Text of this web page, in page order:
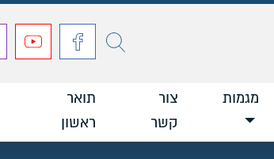
חפש
מגמות
צור
קשר
תואר
ראשון